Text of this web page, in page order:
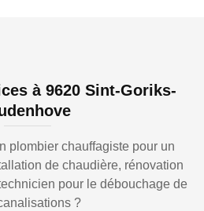
à 9620 Sint-Goriks-
plombier chauffagiste pour un
de chaudière, rénovation
pour le débouchage de
?